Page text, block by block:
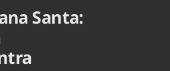
Agronegócios
Brasil
Santa: